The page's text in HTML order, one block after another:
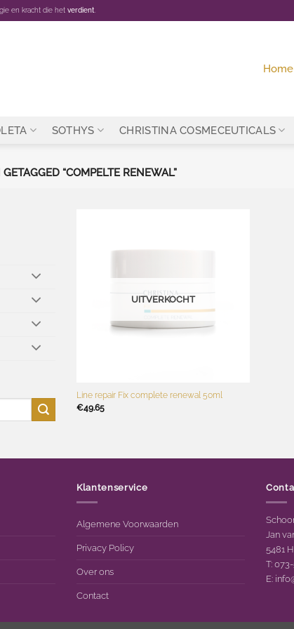
en kracht die het verdient
Home
SOTHYS CHRISTINA COSMECEUTICALS
“COMPELTE RENEWAL”
UITVERKOCHT
Line repair Fix complete renewal 50ml
€49.65
Klantenservice
Algemene Voorwaarden
Privacy Policy
Over ons
Contact
Jan
5481
T:
E: